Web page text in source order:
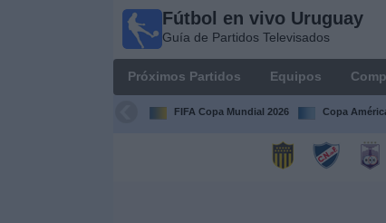
Fútbol en vivo Uruguay
Guía de Partidos Televisados
Próximos Partidos Equipos
FIFA Copa Mundial 2026 Copa
Uruguay